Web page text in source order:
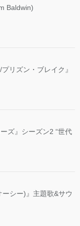
Baldwin)
リズン・ブレイク』
ズ』シーズン2 “世代
シー)』主題歌&サウ